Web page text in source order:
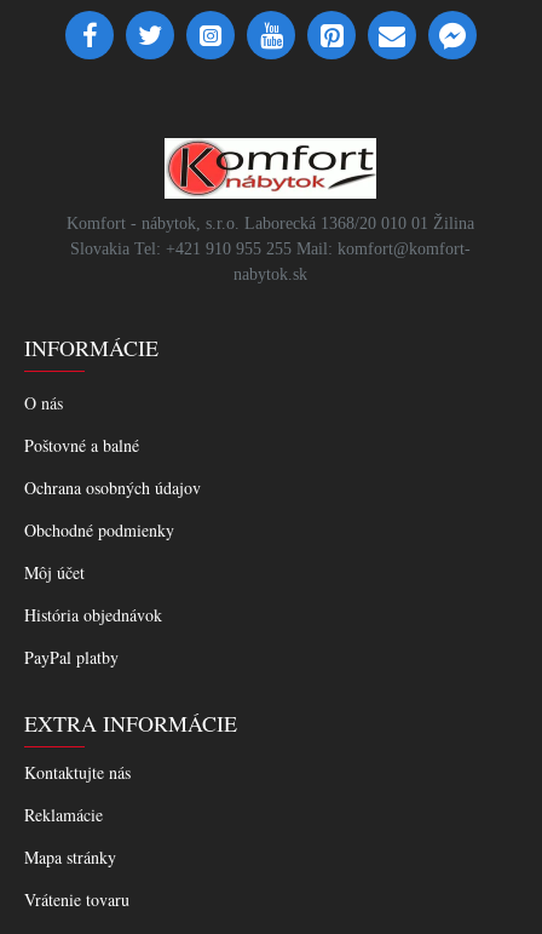
Komfort - nábytok, s.r.o. Laborecká 1368/20 010 01 Žilina
Slovakia Tel: +421 910 955 255 Mail: komfort@komfort-
nabytok.sk
INFORMÁCIE
O nás
Poštovné a balné
Ochrana osobných údajov
Obchodné podmienky
Môj účet
História objednávok
PayPal platby
EXTRA INFORMÁCIE
Kontaktujte nás
Reklamácie
Mapa stránky
Vrátenie tovaru